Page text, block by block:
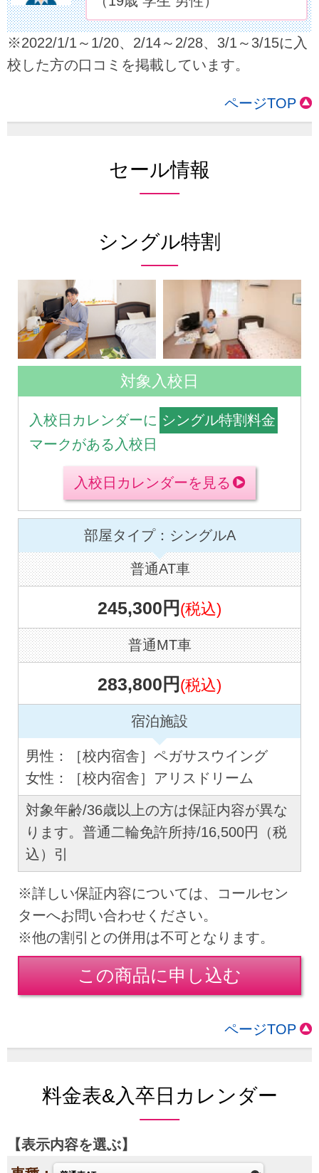
※2022/1/1～1/20、2/14～2/28、3/1～3/15に入
校した方の口コミを掲載しています。
ページTOP
セール情報
シングル特割
対象入校日
入校日カレンダーに シングル特割料金
マークがある入校日
入校日カレンダーを見る
部屋タイプ：シングルA
普通AT車
245,300円 (税込)
普通MT車
283,800円 (税込)
宿泊施設
男性：［校内宿舎］ペガサスウイング
女性：［校内宿舎］アリスドリーム
対象年齢/36歳以上の方は保証内容が異な
ります。普通二輪免許所持/16,500円（税
込）引
※詳しい保証内容については、コールセン
ターへお問い合わせください。
※他の割引との併用は不可となります。
この商品に申し込む
ページTOP
料金表&入卒日カレンダー
表示内容を選ぶ